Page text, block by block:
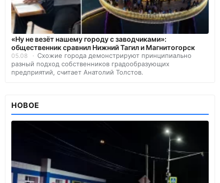
«Ну не везёт нашему городу с заводчиками»:
общественник сравнил Нижний Тагил и Магнитогорск
05.08
Схожие города демонстрируют принципиально
разный подход собственников градообразующих
предприятий, считает Анатолий Толстов.
НОВОЕ